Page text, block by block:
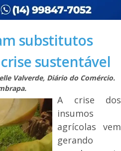
substitutos
sustentável
Valverde, Diário do Comércio.
A crise dos
insumos
agrícolas vem
gerando